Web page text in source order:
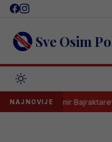
Skip
content Sve Osim
NAJNOVIJE
Esmir Bajraktarević